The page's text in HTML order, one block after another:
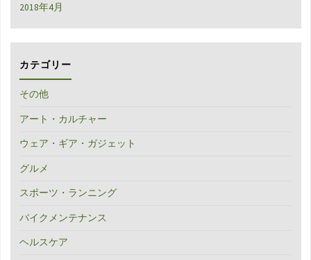
2018年4月
カテゴリー
その他
アート・カルチャー
ウェア・ギア・ガジェット
グルメ
スポーツ・ランニング
バイクメンテナンス
ヘルスケア